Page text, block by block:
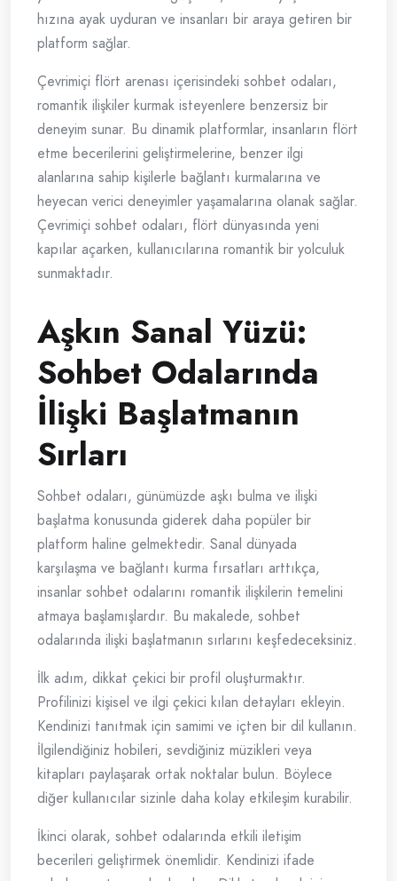
hızına ayak uyduran ve insanları bir araya getiren bir
platform sağlar.
Çevrimiçi flört arenası içerisindeki sohbet odaları,
romantik ilişkiler kurmak isteyenlere benzersiz bir
deneyim sunar. Bu dinamik platformlar, insanların flört
etme becerilerini geliştirmelerine, benzer ilgi
alanlarına sahip kişilerle bağlantı kurmalarına ve
heyecan verici deneyimler yaşamalarına olanak sağlar.
Çevrimiçi sohbet odaları, flört dünyasında yeni
kapılar açarken, kullanıcılarına romantik bir yolculuk
sunmaktadır.
Aşkın Sanal Yüzü:
Sohbet Odalarında
İlişki Başlatmanın
Sırları
Sohbet odaları, günümüzde aşkı bulma ve ilişki
başlatma konusunda giderek daha popüler bir
platform haline gelmektedir. Sanal dünyada
karşılaşma ve bağlantı kurma fırsatları arttıkça,
insanlar sohbet odalarını romantik ilişkilerin temelini
atmaya başlamışlardır. Bu makalede, sohbet
odalarında ilişki başlatmanın sırlarını keşfedeceksiniz.
İlk adım, dikkat çekici bir profil oluşturmaktır.
Profilinizi kişisel ve ilgi çekici kılan detayları ekleyin.
Kendinizi tanıtmak için samimi ve içten bir dil kullanın.
İlgilendiğiniz hobileri, sevdiğiniz müzikleri veya
kitapları paylaşarak ortak noktalar bulun. Böylece
diğer kullanıcılar sizinle daha kolay etkileşim kurabilir.
İkinci olarak, sohbet odalarında etkili iletişim
becerileri geliştirmek önemlidir. Kendinizi ifade